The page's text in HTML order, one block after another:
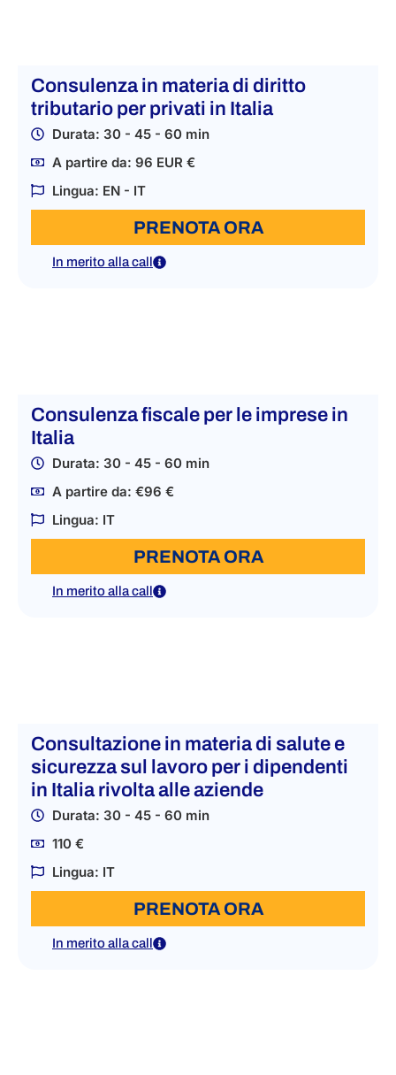
Consulenza in materia di diritto
tributario per privati in Italia
Durata: 30 - 45 - 60 min
A partire da: 96 EUR €
Lingua: EN - IT
PRENOTA ORA
In merito alla call
Consulenza fiscale per le imprese in
Italia
Durata: 30 - 45 - 60 min
A partire da: €96 €
Lingua: IT
PRENOTA ORA
In merito alla call
Consultazione in materia di salute e
sicurezza sul lavoro per i dipendenti
in Italia rivolta alle aziende
Durata: 30 - 45 - 60 min
110 €
Lingua: IT
PRENOTA ORA
In merito alla call